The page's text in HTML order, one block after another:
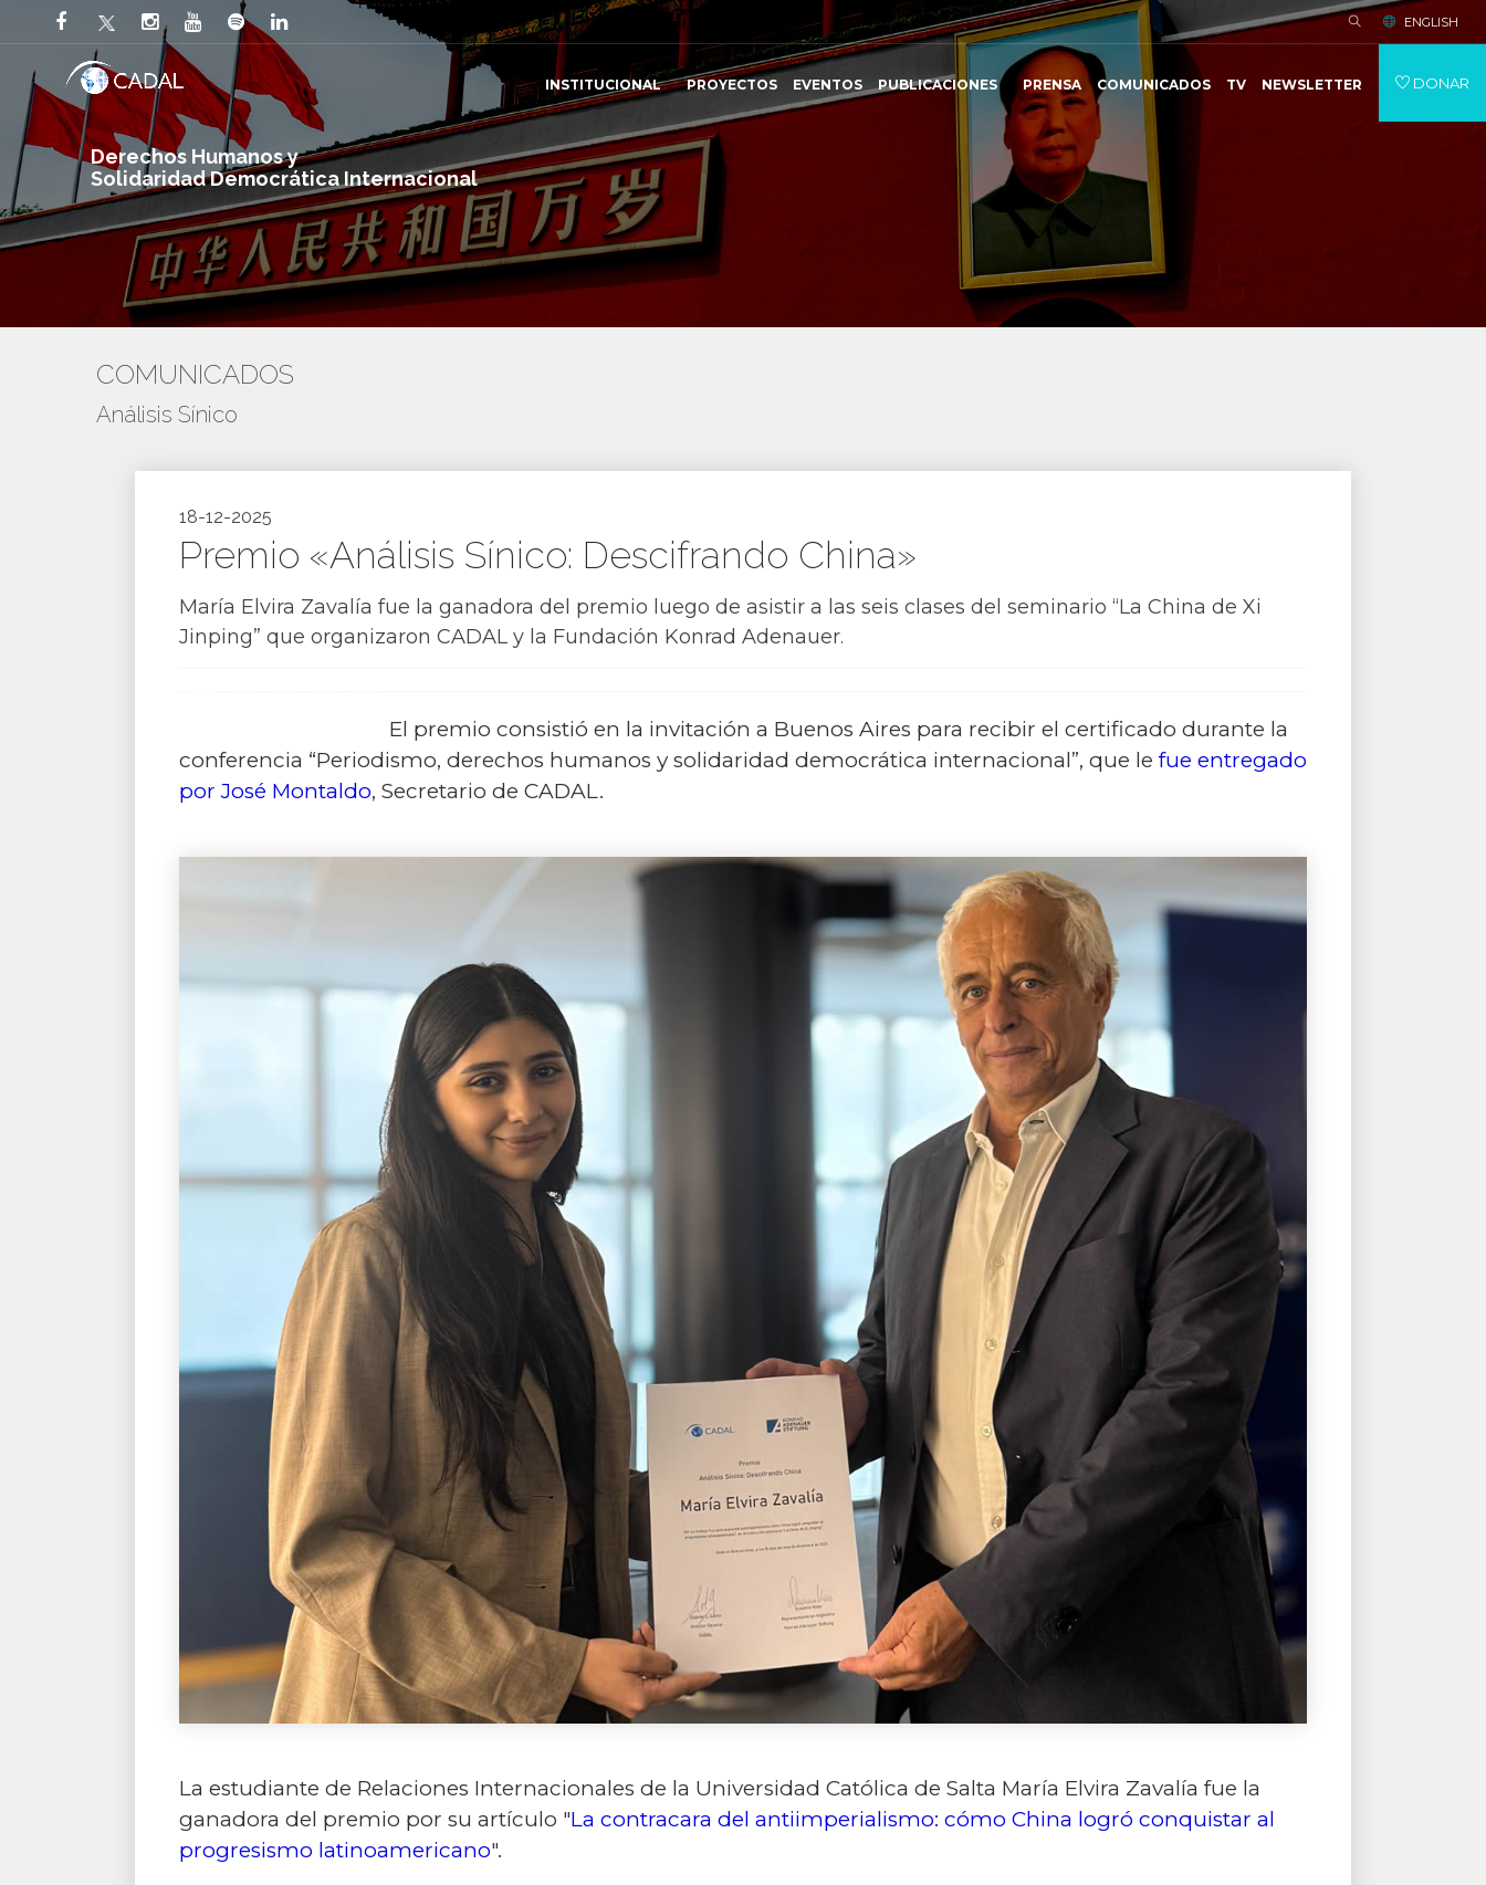
Derechos Humanos y
Solidaridad Democrática Internacional
ENGLISH
INSTITUCIONAL PROYECTOS EVENTOS PUBLICACIONES PRENSA COMUNICADOS TV NEWSLETTER DONAR
COMUNICADOS
Análisis Sínico
18-12-2025
Premio «Análisis Sínico: Descifrando China»
María Elvira Zavalía fue la ganadora del premio luego de asistir a las seis clases del seminario “La China de Xi
Jinping” que organizaron CADAL y la Fundación Konrad Adenauer.
El premio consistió en la invitación a Buenos Aires para recibir el certificado durante la
conferencia “Periodismo, derechos humanos y solidaridad democrática internacional”, que le fue entregado
por José Montaldo, Secretario de CADAL.
La estudiante de Relaciones Internacionales de la Universidad Católica de Salta María Elvira Zavalía fue la
ganadora del premio por su artículo "La contracara del antiimperialismo: cómo China logró conquistar al
progresismo latinoamericano".